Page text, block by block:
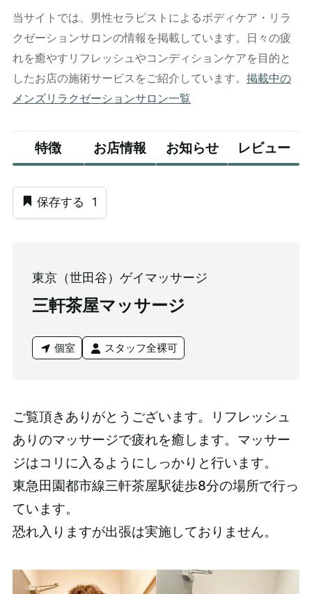
当サイトでは、男性セラピストによるボディケア・リラ
クゼーションサロンの情報を掲載しています。日々の疲
れを癒やすリフレッシュやコンディションケアを目的と
したお店の施術サービスをご紹介しています。 掲載中の
メンズリラクゼーションサロン一覧
特徴 お店情報 お知らせ レビュー
保存する 1
東京（世田谷）ゲイマッサージ
三軒茶屋マッサージ
個室 スタッフ全裸可
ご覧頂きありがとうございます。リフレッシュ
ありのマッサージで疲れを癒します。マッサー
ジはコリに入るようにしっかりと行います。
東急田園都市線三軒茶屋駅徒歩8分の場所で行っ
ています。
恐れ入りますが出張は実施しておりません。